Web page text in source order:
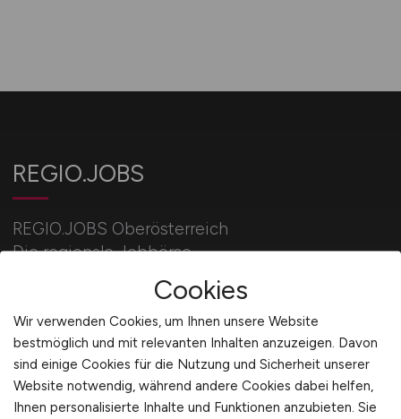
REGIO.JOBS
REGIO.JOBS Oberösterreich
Die regionale Jobbörse.
Aktuelle Stellengebote aus deiner Stadt/Region.
Für Arbeitgeber
Cookies
Wir verwenden Cookies, um Ihnen unsere Website
bestmöglich und mit relevanten Inhalten anzuzeigen. Davon
sind einige Cookies für die Nutzung und Sicherheit unserer
Website notwendig, während andere Cookies dabei helfen,
Ihnen personalisierte Inhalte und Funktionen anzubieten. Sie